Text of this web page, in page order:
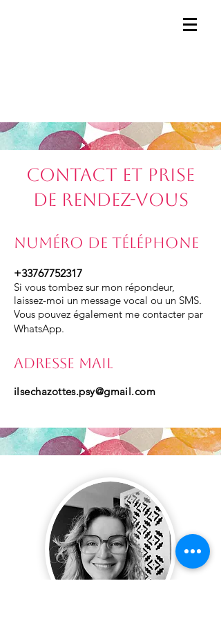
Contact et prise
de rendez-vous
Numéro de téléphone
+33767752317
Si vous tombez sur mon répondeur,
laissez-moi un message vocal ou un SMS.
Vous pouvez également me contacter par
WhatsApp.
Adresse mail
ilsechazottes.psy@gmail.com